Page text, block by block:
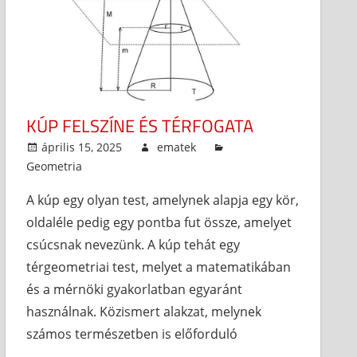
KÚP FELSZÍNE ÉS TÉRFOGATA
április 15, 2025
ematek
Geometria
A kúp egy olyan test, amelynek alapja egy kör,
oldaléle pedig egy pontba fut össze, amelyet
csúcsnak nevezünk. A kúp tehát egy
térgeometriai test, melyet a matematikában
és a mérnöki gyakorlatban egyaránt
használnak. Közismert alakzat, melynek
számos természetben is előforduló